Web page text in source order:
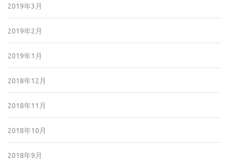
2019年3月
2019年2月
2019年1月
2018年12月
2018年11月
2018年10月
2018年9月